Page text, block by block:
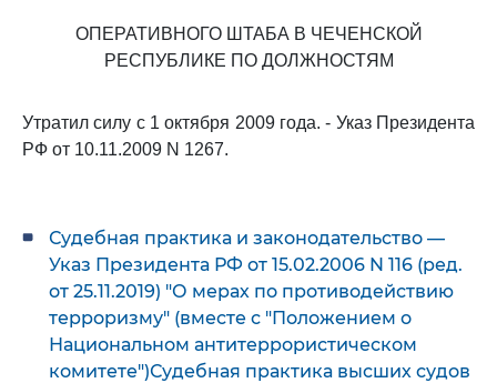
ОПЕРАТИВНОГО ШТАБА В ЧЕЧЕНСКОЙ
РЕСПУБЛИКЕ ПО ДОЛЖНОСТЯМ
Утратил силу с 1 октября 2009 года. - Указ Президента
РФ от 10.11.2009 N 1267.
Судебная практика и законодательство —
Указ Президента РФ от 15.02.2006 N 116 (ред.
от 25.11.2019) "О мерах по противодействию
терроризму" (вместе с "Положением о
Национальном антитеррористическом
комитете")Судебная практика высших судов